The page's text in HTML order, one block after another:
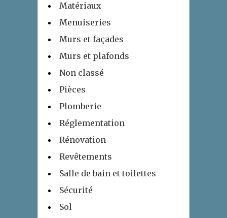
Matériaux
Menuiseries
Murs et façades
Murs et plafonds
Non classé
Pièces
Plomberie
Réglementation
Rénovation
Revêtements
Salle de bain et toilettes
Sécurité
Sol